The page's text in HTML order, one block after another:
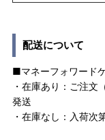
配送について
■マネーフォワード
・在庫あり：ご注文
発送
・在庫なし：入荷次